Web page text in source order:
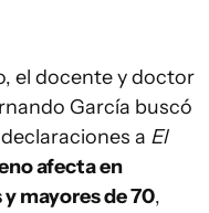
el docente y doctor
García buscó
a El
afecta en
mayores de 70,